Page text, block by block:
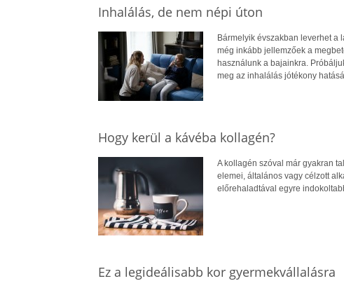
Inhalálás, de nem népi úton
Bármelyik évszakban leverhet a
még inkább jellemzőek a
használunk a bajainkra.
meg az inhalálás jótékony
Hogy kerül a kávéba kollagén?
A kollagén szóval már gyakran
elemei, általános vagy célzott
előrehaladtával egyre
Ez a legideálisabb kor gyermekvállalásra